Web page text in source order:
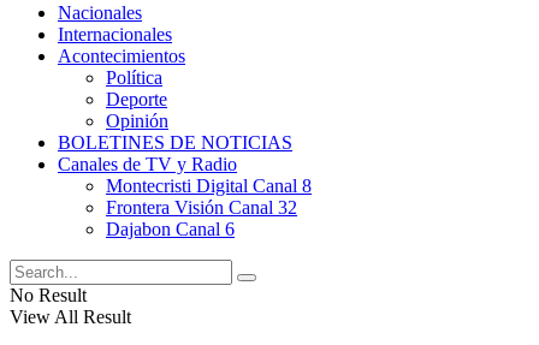
Nacionales
Internacionales
Acontecimientos
Política
Deporte
Opinión
BOLETINES DE NOTICIAS
Canales de TV y Radio
Montecristi Digital Canal 8
Frontera Visión Canal 32
Dajabon Canal 6
No Result
View All Result